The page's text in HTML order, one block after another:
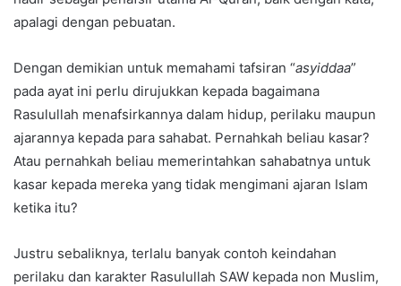
apalagi dengan pebuatan.
Dengan demikian untuk memahami tafsiran “asyiddaa”
pada ayat ini perlu dirujukkan kepada bagaimana
Rasulullah menafsirkannya dalam hidup, perilaku maupun
ajarannya kepada para sahabat. Pernahkah beliau kasar?
Atau pernahkah beliau memerintahkan sahabatnya untuk
kasar kepada mereka yang tidak mengimani ajaran Islam
ketika itu?
Justru sebaliknya, terlalu banyak contoh keindahan
perilaku dan karakter Rasulullah SAW kepada non Muslim,